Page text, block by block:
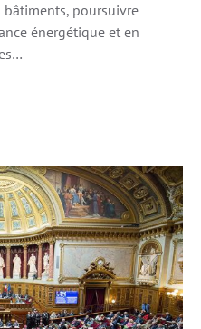
bâtiments, poursuivre
énergétique et en